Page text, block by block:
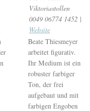
Viktoriastollen
0049 06774 1452 |
Website
Beate Thiesmeyer
arbeitet figurativ.
Ihr Medium ist ein
robuster farbiger
Ton, der frei
aufgebaut und mit
farbigen Engoben